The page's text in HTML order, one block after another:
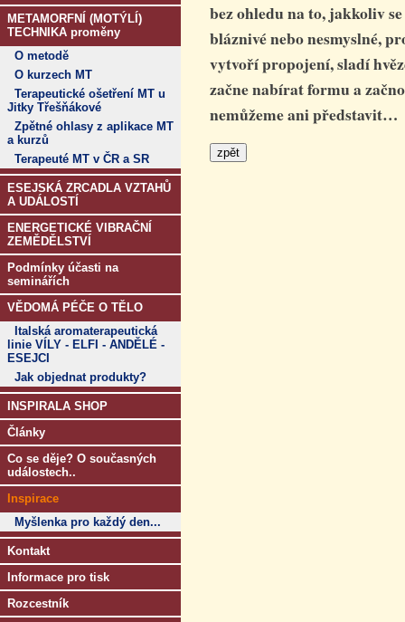
METAMORFNÍ (MOTÝLÍ)
TECHNIKA proměny
O metodě
O kurzech MT
Terapeutické ošetření MT u
Jitky Třešňákové
Zpětné ohlasy z aplikace MT
a kurzů
Terapeuté MT v ČR a SR
ESEJSKÁ ZRCADLA VZTAHŮ
A UDÁLOSTÍ
ENERGETICKÉ VIBRAČNÍ
ZEMĚDĚLSTVÍ
Podmínky účasti na
seminářích
VĚDOMÁ PÉČE O TĚLO
Italská aromaterapeutická
linie VÍLY - ELFI - ANDĚLÉ -
ESEJCI
Jak objednat produkty?
INSPIRALA SHOP
Články
Co se děje? O současných
událostech..
Inspirace
Myšlenka pro každý den...
Kontakt
Informace pro tisk
Rozcestník
bez ohledu na to, jakkoliv
bláznivé nebo nesmyslné,
vytvoří propojení, sladí
začne nabírat formu a
nemůžeme ani představit…